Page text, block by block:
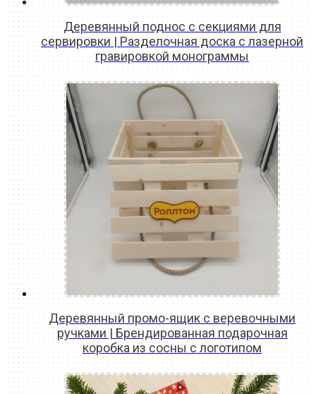
Деревянный поднос с секциями для
сервировки | Разделочная доска с лазерной
гравировкой монограммы
READ MORE
Деревянный промо-ящик с веревочными
ручками | Брендированная подарочная
коробка из сосны с логотипом
READ MORE